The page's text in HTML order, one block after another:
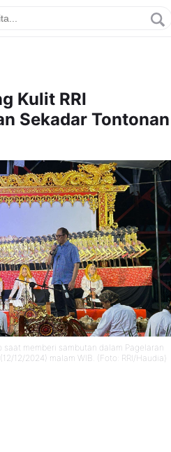
Kulit RRI
Sekadar Tontonan
saat memberi sambutan dalam Pagelaran
12/2024) malam WIB. (Foto: RRI/Haudia)